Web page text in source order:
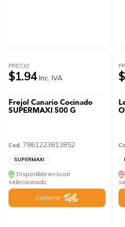
PRECIO
$1.94 Inc. IVA
Frejol Canario Cocinado
SUPERMAXI 500 G
Cod: 7861223813852
SUPERMAXI
Disponible en local
seleccionado
Comprar